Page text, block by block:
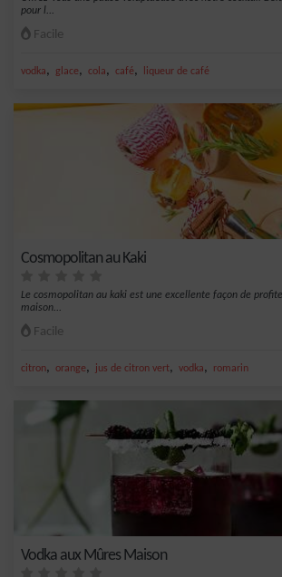
pour l...
Facile
vodka, glace, cola, café, liqueur de café
Cosmopolitan au Kaki
Le cosmopolitan au kaki est une excellente façon de
maison...
Facile
citron, orange, jus de citron vert, vodka, romarin
Vodka aux Mûres Maison